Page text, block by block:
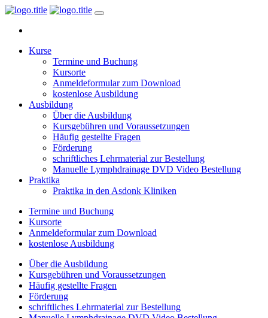
Kurse
Termine und Buchung
Kursorte
Anmeldeformular zum Download
kostenlose Ausbildung
Ausbildung
Über die Ausbildung
Kursgebühren und Voraussetzungen
Häufig gestellte Fragen
Förderung
schriftliches Lehrmaterial zur Bestellung
Manuelle Lymphdrainage DVD Video Bestellung
Praktika
Praktika in den Asdonk Kliniken
Termine und Buchung
Kursorte
Anmeldeformular zum Download
kostenlose Ausbildung
Über die Ausbildung
Kursgebühren und Voraussetzungen
Häufig gestellte Fragen
Förderung
schriftliches Lehrmaterial zur Bestellung